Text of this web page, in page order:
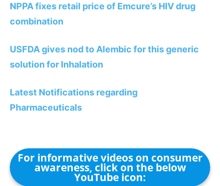
NPPA fixes retail price of Emcure’s HIV drug
combination
USFDA gives nod to Alembic for this generic
solution for Inhalation
Latest Notifications regarding
Pharmaceuticals
For informative videos on consumer
awareness, click on the below
YouTube icon: